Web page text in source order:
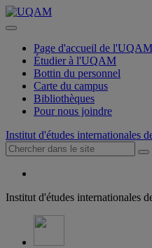
Page d'accueil de l'UQAM
Étudier à l'UQAM
Bottin du personnel
Carte du campus
Bibliothèques
Pour nous joindre
Institut d'études internationales
Institut d'études internationales